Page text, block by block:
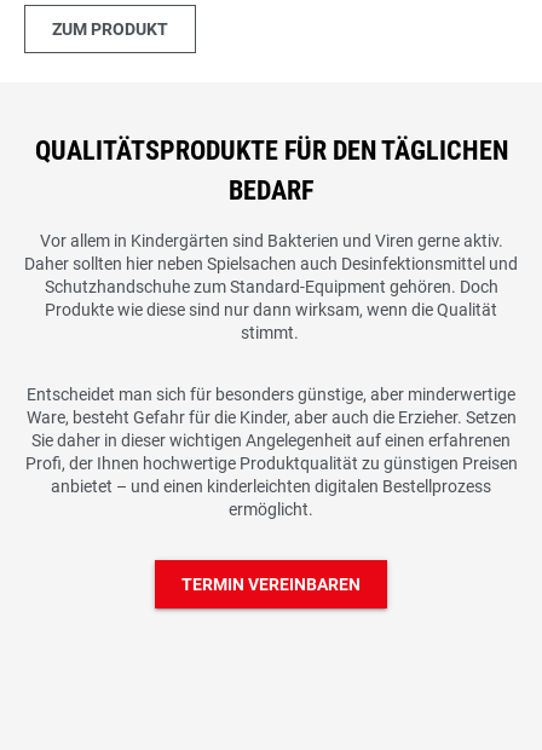
ZUM PRODUKT
QUALITÄTSPRODUKTE FÜR DEN TÄGLICHEN
BEDARF
Vor allem in Kindergärten sind Bakterien und Viren gerne aktiv.
Daher sollten hier neben Spielsachen auch Desinfektionsmittel und
Schutzhandschuhe zum Standard-Equipment gehören. Doch
Produkte wie diese sind nur dann wirksam, wenn die Qualität
stimmt.
Entscheidet man sich für besonders günstige, aber minderwertige
Ware, besteht Gefahr für die Kinder, aber auch die Erzieher. Setzen
Sie daher in dieser wichtigen Angelegenheit auf einen erfahrenen
Profi, der Ihnen hochwertige Produktqualität zu günstigen Preisen
anbietet – und einen kinderleichten digitalen Bestellprozess
ermöglicht.
TERMIN VEREINBAREN